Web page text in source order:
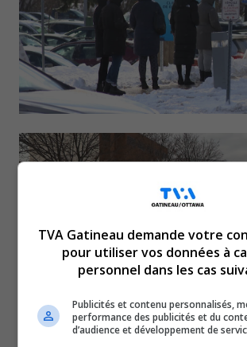
Plus de 6531 personnes ont
TVA Gatineau demande votre
pour utiliser vos données à
personnel dans les cas
Publicités et contenu personnalisés,
performance des publicités et du
d’audience et développement de